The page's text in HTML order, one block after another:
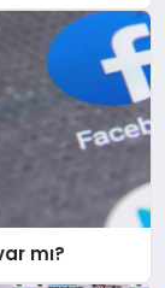
mı?